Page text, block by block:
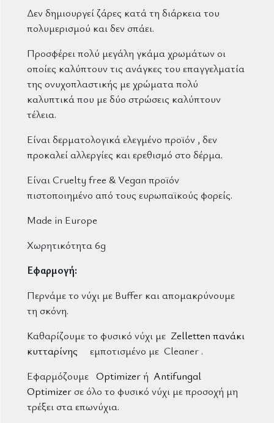
Δεν δημιουργεί ζάρες κατά τη διάρκεια του
πολυμερισμού και δεν σπάει.
Προσφέρει πολύ μεγάλη γκάμα χρωμάτων οι
οποίες καλύπτουν τις ανάγκες του επαγγελματία
της ονυχοπλαστικής με χρώματα πολύ
καλυπτικά που με δύο στρώσεις καλύπτουν
τέλεια.
Είναι δερματολογικά ελεγμένο προϊόν , δεν
προκαλεί αλλεργίες και ερεθισμό στο δέρμα.
Είναι Cruelty free & Vegan προϊόν
πιστοποιημένο από τους ευρωπαϊκούς φορείς.
Made in Europe
Χωρητικότητα 6g
Εφαρμογή:
Περνάμε το νύχι με Buffer και απομακρύνουμε
τη σκόνη.
Καθαρίζουμε το φυσικό νύχι με Zelletten πανάκι
κυτταρίνης εμποτισμένο με Cleaner .
Εφαρμόζουμε Optimizerή Antifungal
Optimizerσε όλο το φυσικό νύχι με προσοχή μη
τρέξει στα επωνύχια.